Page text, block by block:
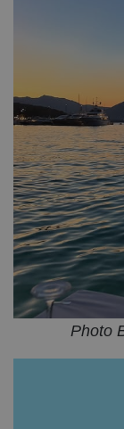
Photo